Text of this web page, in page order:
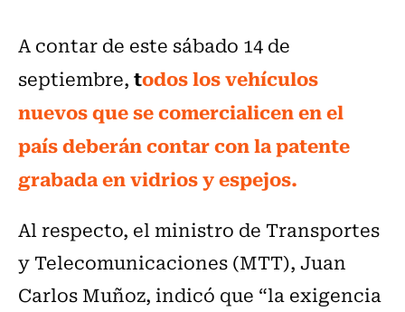
A contar de este sábado 14 de
septiembre,todos los vehículos
nuevos que se comercialicen en el
país deberán contar con la patente
grabada en vidrios y espejos.
Al respecto, el ministro de Transportes
y Telecomunicaciones (MTT), Juan
Carlos Muñoz, indicó que “la exigencia